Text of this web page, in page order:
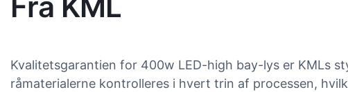
Kvalitetsgarantien for 400w LED-high bay-lys er KMLs
råmaterialerne kontrolleres i hvert trin af processen,